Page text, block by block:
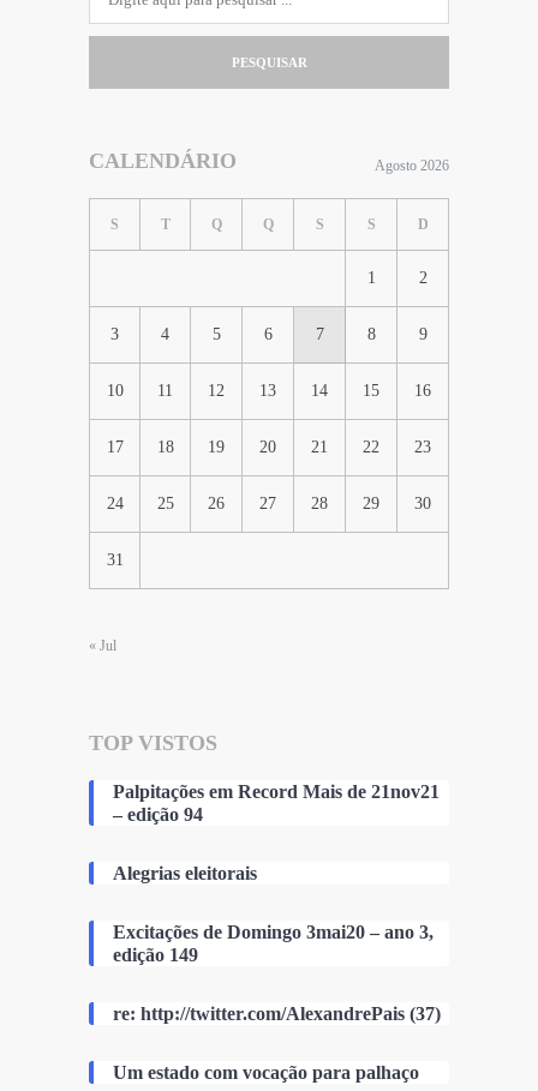
PESQUISAR
CALENDÁRIO Agosto 2026
S T Q Q S S D
1 2
3 4 5 6 7 8 9
10 11 12 13 14 15 16
17 18 19 20 21 22 23
24 25 26 27 28 29 30
31
« Jul
TOP VISTOS
Palpitações em Record Mais de 21nov21
– edição 94
Alegrias eleitorais
Excitações de Domingo 3mai20 – ano 3,
edição 149
re: http://twitter.com/AlexandrePais (37)
Um estado com vocação para palhaço